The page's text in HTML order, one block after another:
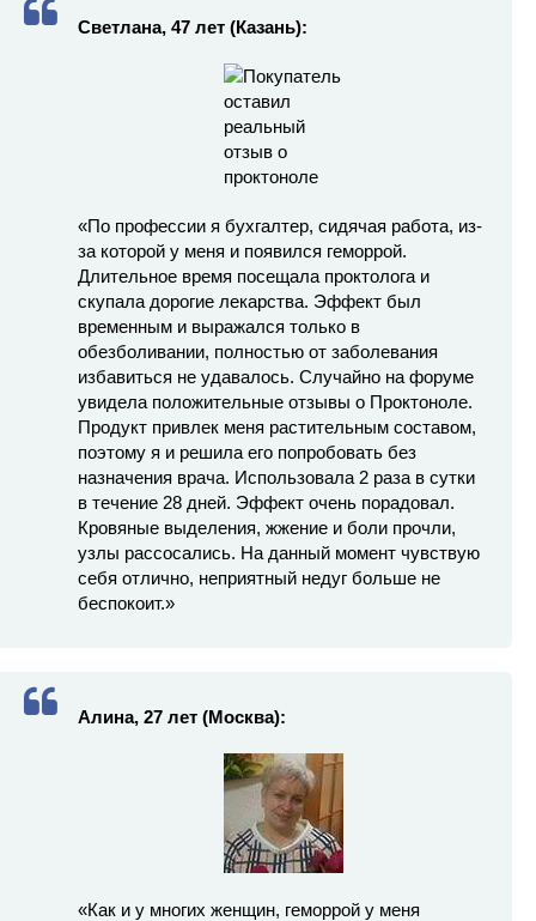
Светлана, 47 лет (Казань):
«По профессии я бухгалтер, сидячая работа, из-
за которой у меня и появился геморрой.
Длительное время посещала проктолога и
скупала дорогие лекарства. Эффект был
временным и выражался только в
обезболивании, полностью от заболевания
избавиться не удавалось. Случайно на форуме
увидела положительные отзывы о Проктоноле.
Продукт привлек меня растительным составом,
поэтому я и решила его попробовать без
назначения врача. Использовала 2 раза в сутки
в течение 28 дней. Эффект очень порадовал.
Кровяные выделения, жжение и боли прочли,
узлы рассосались. На данный момент чувствую
себя отлично, неприятный недуг больше не
беспокоит.»
Алина, 27 лет (Москва):
«Как и у многих женщин, геморрой у меня